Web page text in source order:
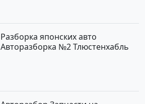
Разборка японских авто
Авторазборка №2 Тлюстенхабль